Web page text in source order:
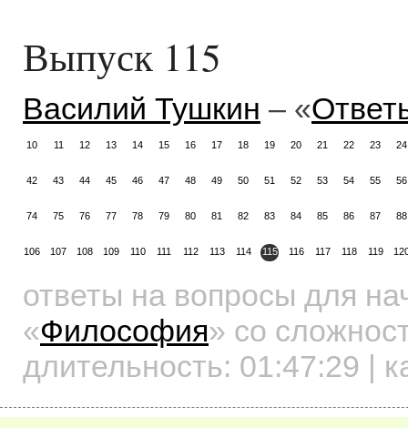
Выпуск 115
Василий Тушкин – «
10 11 12 13 14 15 16 17 18 19 20 21 22 23 24
42 43 44 45 46 47 48 49 50 51 52 53 54 55 56
74 75 76 77 78 79 80 81 82 83 84 85 86 87 88
106 107 108 109 110 111 112 113 114 115 116 117 118 119
ответы на вопросы для
«Философия» со
длительность: 01:47:29 |